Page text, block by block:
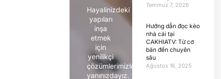
Hayalinizdeki
yapıları
inşa
etmek
için
yenilikçi
çözümlerimizle
yanınızdayız.
Temmuz 7, 2026
Hướng dẫn đọc kèo
nhà cái tại
CAKHIATV: Từ cơ
bản đến chuyên
sâu
Ağustos 16, 2025